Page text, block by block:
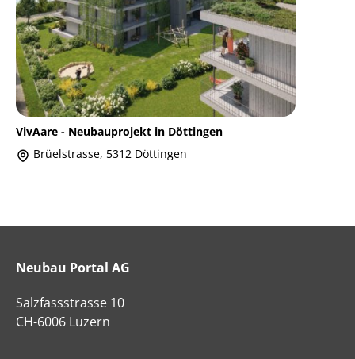
VivAare - Neubauprojekt in Döttingen
Brüelstrasse, 5312 Döttingen
Neubau Portal AG
Salzfassstrasse 10
CH-6006 Luzern